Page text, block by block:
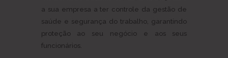
a sua empresa a ter controle da gestão de
saúde e segurança do trabalho, garantindo
proteção ao seu negócio e aos seus
funcionários.